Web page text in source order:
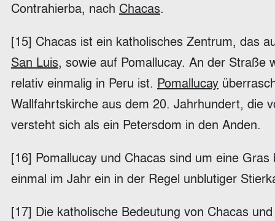
Contrahierba, nach Chacas.
[15] Chacas ist ein katholisches Zentrum, das
San Luis, sowie auf Pomallucay. An der Straße
relativ einmalig in Peru ist. Pomallucay
Wallfahrtskirche aus dem 20. Jahrhundert, die
versteht sich als ein Petersdom in den Anden.
[16] Pomallucay und Chacas sind um eine
einmal im Jahr ein in der Regel unblutiger
[17] Die katholische Bedeutung von Chacas